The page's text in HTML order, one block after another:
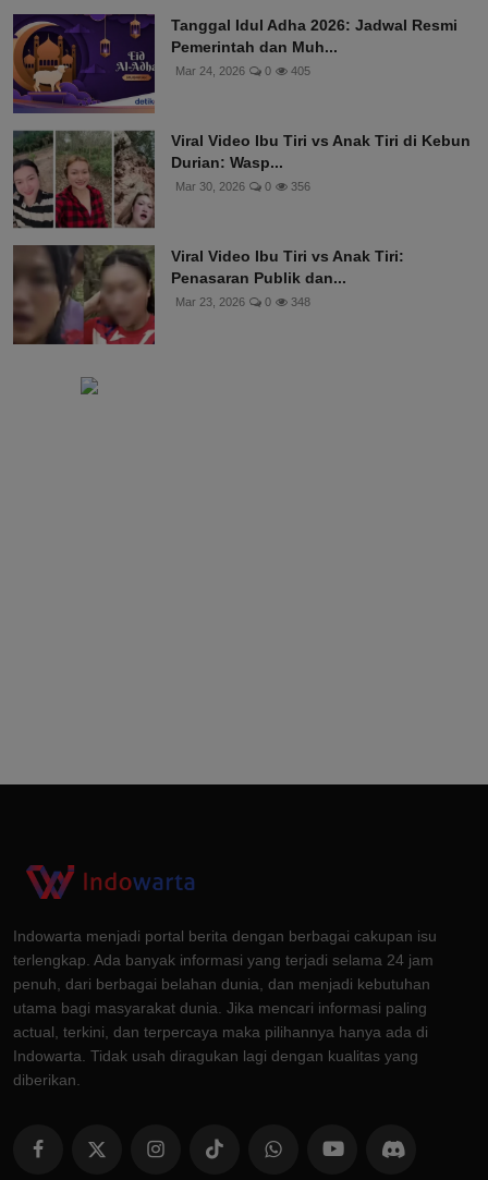
Tanggal Idul Adha 2026: Jadwal Resmi
Pemerintah dan Muh...
Mar 24, 2026 0 405
Viral Video Ibu Tiri vs Anak Tiri di Kebun
Durian: Wasp...
Mar 30, 2026 0 356
Viral Video Ibu Tiri vs Anak Tiri:
Penasaran Publik dan...
Mar 23, 2026 0 348
Indowarta menjadi portal berita dengan berbagai cakupan isu
terlengkap. Ada banyak informasi yang terjadi selama 24 jam
penuh, dari berbagai belahan dunia, dan menjadi kebutuhan
utama bagi masyarakat dunia. Jika mencari informasi paling
actual, terkini, dan terpercaya maka pilihannya hanya ada di
Indowarta. Tidak usah diragukan lagi dengan kualitas yang
diberikan.